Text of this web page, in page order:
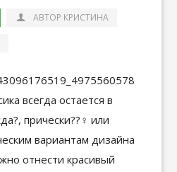
АВТОР КРИСТИНА